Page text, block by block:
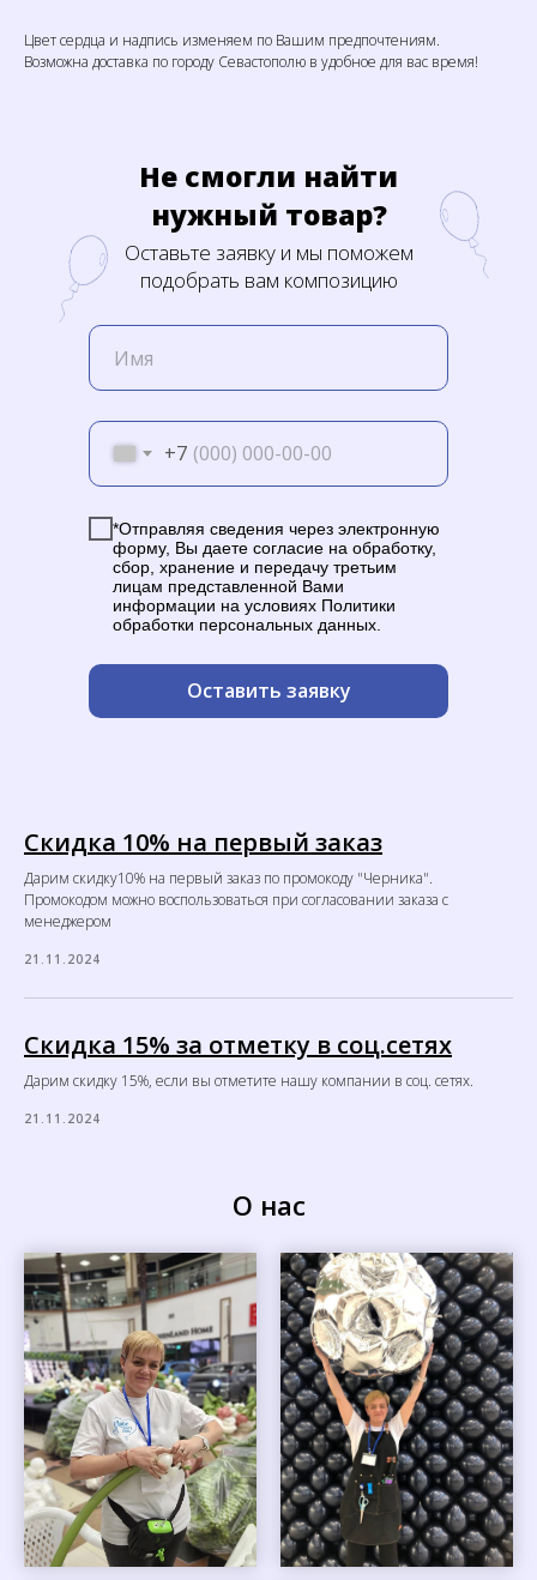
Цвет сердца и надпись изменяем по Вашим предпочтениям.
Возможна доставка по городу Севастополю в удобное для вас время!
+7
*Отправляя сведения через электронную
форму, Вы даете согласие на обработку,
сбор, хранение и передачу третьим
лицам представленной Вами
информации на условиях Политики
обработки персональных данных.
Оставить заявку
Не смогли найти
нужный товар?
Оставьте заявку и мы поможем
подобрать вам композицию
Скидка 10% на первый заказ
Дарим скидку10% на первый заказ по промокоду "Черника".
Промокодом можно воспользоваться при согласовании заказа с
менеджером
21.11.2024
Скидка 15% за отметку в соц.сетях
Дарим скидку 15%, если вы отметите нашу компании в соц. сетях.
21.11.2024
О нас